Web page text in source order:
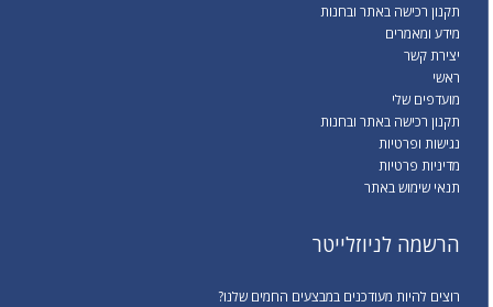
תקנון רכישה באתר ובחנות
מידע ומאמרים
יצירת קשר
ראשי
מועדפים שלי
תקנון רכישה באתר ובחנות
נגישות ופרטיות
מדיניות פרטיות
תנאי שימוש באתר
הרשמה לניוזלייטר
רוצים להיות מעודכנים במבצעים החמים שלנו?